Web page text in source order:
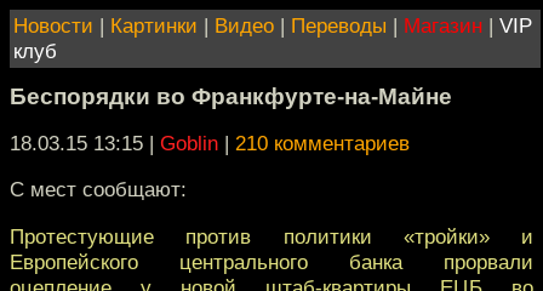
Новости | Картинки | Видео | Переводы | Магазин | VIP
клуб
Беспорядки во Франкфурте-на-Майне
18.03.15 13:15 | Goblin | 210 комментариев
С мест сообщают:
Протестующие против политики «тройки» и
Европейского центрального банка прорвали